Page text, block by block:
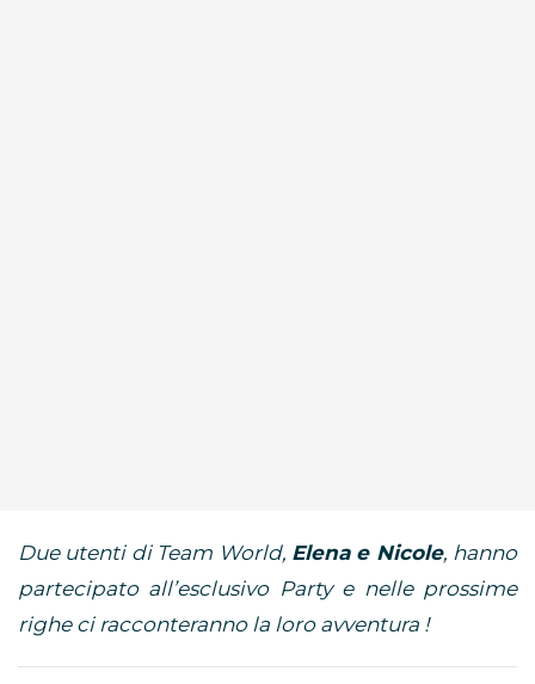
Due utenti di Team World, Elena e Nicole, hanno
partecipato all’esclusivo Party e nelle prossime
righe ci racconteranno la loro avventura !